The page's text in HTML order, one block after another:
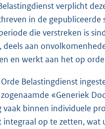
verplicht
in de
die verstreken is
aan
en werkt aan het op
Belastingdienst
«Generiek
binnen individuele
op te zetten,